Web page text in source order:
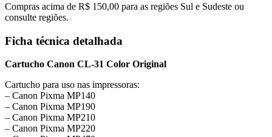
Compras acima de R$ 150,00 para as regiões Sul e Sudeste ou
consulte regiões.
Ficha técnica detalhada
Cartucho Canon CL-31 Color Original
Cartucho para uso nas impressoras:
– Canon Pixma MP140
– Canon Pixma MP190
– Canon Pixma MP210
– Canon Pixma MP220